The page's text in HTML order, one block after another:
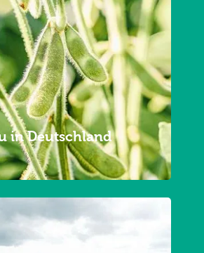
in Deutschland